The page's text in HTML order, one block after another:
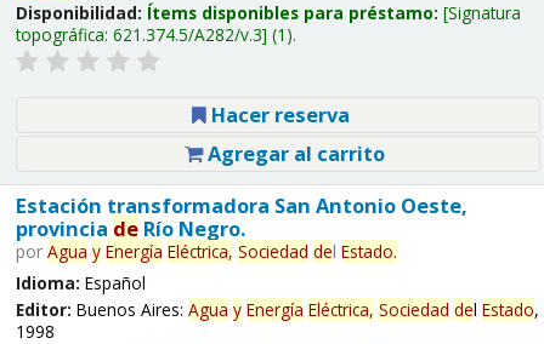
Disponibilidad: Ítems disponibles para préstamo: Signatura
topográfica: 621.374.5/A282/v.3 (1).
Hacer reserva
Agregar al carrito
Estación transformadora San Antonio Oeste,
provincia deRío Negro.
por Agua y Energía Eléctrica, Sociedad del Estado.
Idioma: Español
Editor: Buenos Aires: Agua y Energía Eléctrica, Sociedad del Estado,
1998